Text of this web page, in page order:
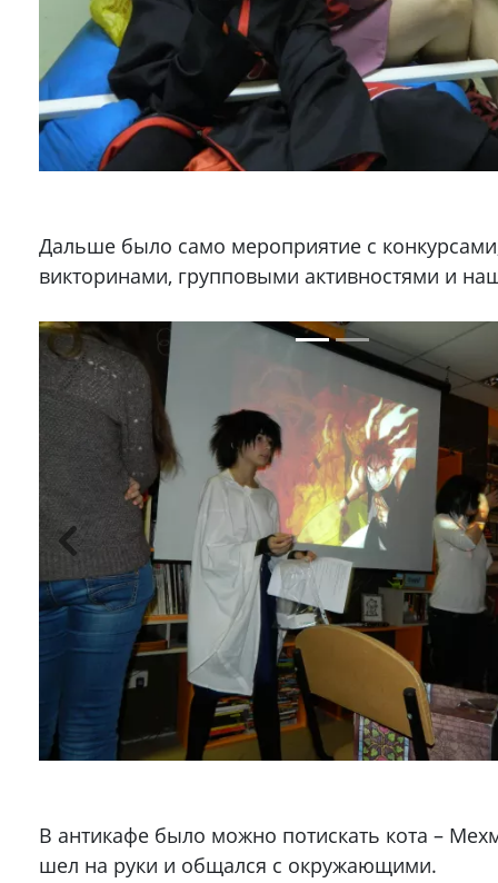
Дальше было само мероприятие с
викторинами, групповыми активностями и
В антикафе было можно потискать кота –
шел на руки и общался с окружающими.